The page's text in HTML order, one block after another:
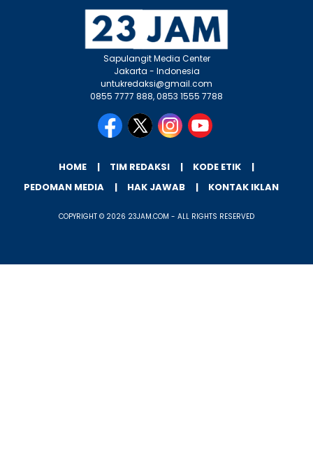
Sapulangit Media Center
Jakarta - Indonesia
untukredaksi@gmail.com
0855 7777 888, 0853 1555 7788
HOME TIM REDAKSI
KODE ETIK
PEDOMAN MEDIA
HAK JAWAB KONTAK IKLAN
COPYRIGHT © 2026 23JAM.COM - ALL RIGHTS RESERVED